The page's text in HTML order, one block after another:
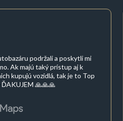
podržali a poskytli mi
Ak majú taký prístup aj k
kupujú vozidlá, tak je to Top
ĎAKUJEM 🙏🙏🙏